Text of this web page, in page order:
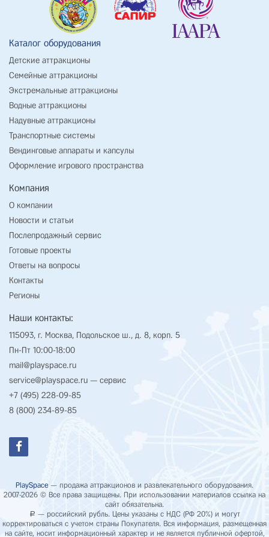
Каталог оборудования
Детские аттракционы
Семейные аттракционы
Экстремальные аттракционы
Водные аттракционы
Надувные аттракционы
Транспортные системы
Вендинговые аппараты и капсулы
Оформление игрового пространства
Компания
О компании
Новости и статьи
Послепродажный сервис
Готовые проекты
Ответы на вопросы
Контакты
Регионы
Наши контакты:
115093, г. Москва, Подольское ш., д. 8, корп. 5
Пн-Пт 10:00-18:00
mail@playspace.ru
service@playspace.ru — сервис
+7 (495) 228-09-85
8 (800) 234-89-85
PlaySpace — продажа аттракционов и развлекательного оборудования.
2007-2026 © Все права защищены. При использовании материалов ссылка на
сайт обязательна.
Р — российский рубль. Цены указаны с НДС (РФ 20%) и могут
корректироваться с учетом страны Покупателя. Вся информация, размещенная
на сайте, носит информационный характер и не является публичной офертой,